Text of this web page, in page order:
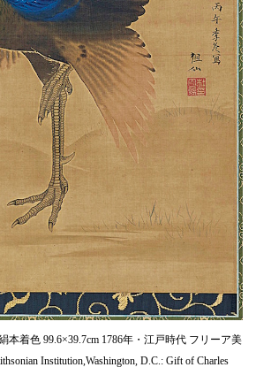
本着色 99.6×39.7cm 1786年・江戸時代 フリーア美
Institution,Washington, D.C.: Gift of Charles